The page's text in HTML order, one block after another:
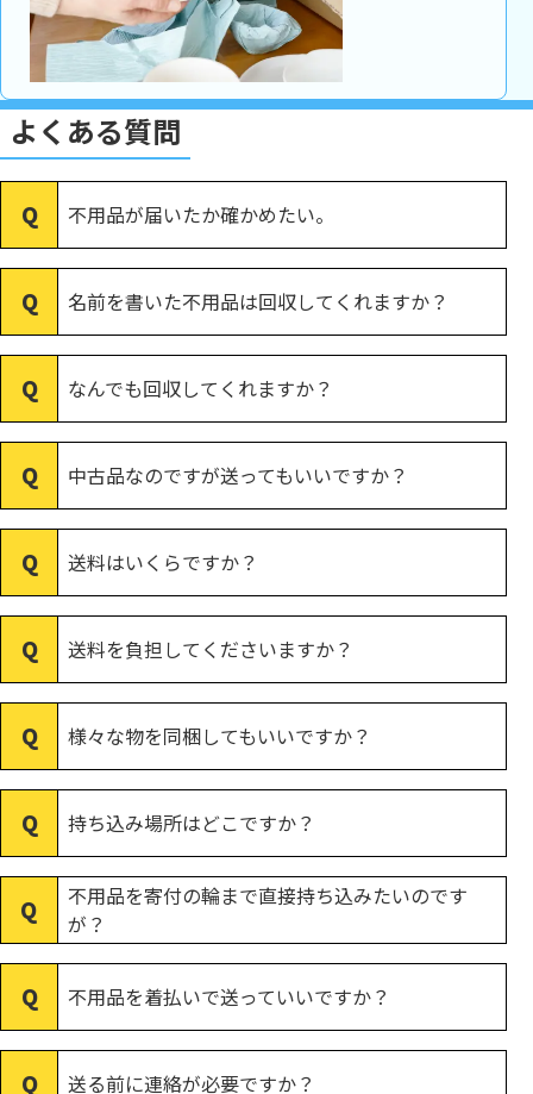
よくある質問
不用品が届いたか確かめたい。
名前を書いた不用品は回収してくれますか？
なんでも回収してくれますか？
中古品なのですが送ってもいいですか？
送料はいくらですか？
送料を負担してくださいますか？
様々な物を同梱してもいいですか？
持ち込み場所はどこですか？
不用品を寄付の輪まで直接持ち込みたいのです
が？
不用品を着払いで送っていいですか？
送る前に連絡が必要ですか？